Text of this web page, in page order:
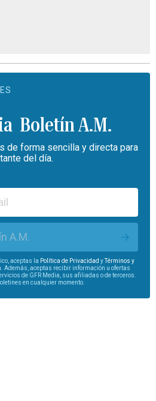
Boletín A.M.
de forma sencilla y directa para
del día.
A.M.
aceptas la Política de Privacidad yTérminos y
Además, aceptas recibir información u ofertas
de GFR Media, sus afiliadas o de terceros.
en cualquier momento.